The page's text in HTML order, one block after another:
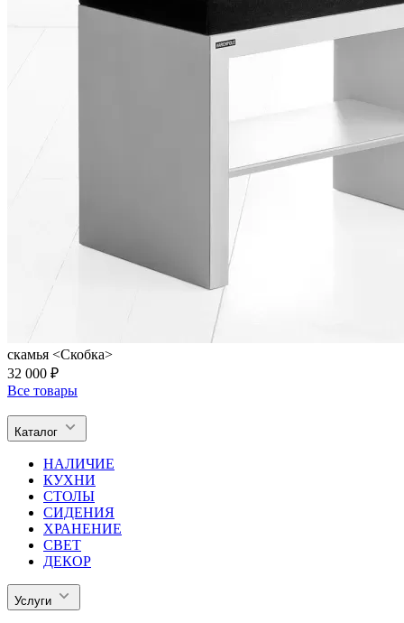
скамья <Скобка>
32 000 ₽
Все товары
Каталог
НАЛИЧИЕ
КУХНИ
СТОЛЫ
СИДЕНИЯ
ХРАНЕНИЕ
СВЕТ
ДЕКОР
Услуги